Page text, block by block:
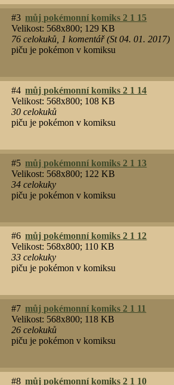
#3 můj pokémonní komiks 2 1 15
Velikost: 568x800; 129 KB
76 celokuků 1 komentář (St 04. 01. 2017)
piču je pokémon v komiksu
#4 můj pokémonní komiks 2 1 14
Velikost: 568x800; 108 KB
30 celokuků
piču je pokémon v komiksu
#5 můj pokémonní komiks 2 1 13
Velikost: 568x800; 122 KB
34 celokuky
piču je pokémon v komiksu
#6 můj pokémonní komiks 2 1 12
Velikost: 568x800; 110 KB
33 celokuky
piču je pokémon v komiksu
#7 můj pokémonní komiks 2 1 11
Velikost: 568x800; 118 KB
26 celokuků
piču je pokémon v komiksu
#8 můj pokémonní komiks 2 1 10